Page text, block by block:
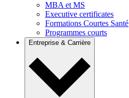
MBA et MS
Executive certificates
Formations Courtes Santé
Programmes courts
Entreprise & Carrière